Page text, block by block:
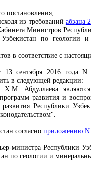
постановления;
из требований абзаца 2
Министров
Узбекистан по
в соответствие с
13 сентября 2016 года
в следующей редакции:
Абдуллаева являются
развития и
Республики
согласно приложению N
министра Республики
по геологии и